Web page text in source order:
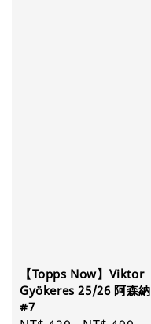
【Topps Now】Viktor
Gyökeres 25/26 阿森納
#7